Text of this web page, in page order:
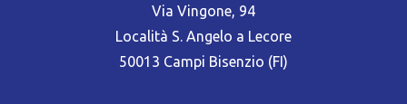
Via Vingone, 94
Località S. Angelo a Lecore
50013 Campi Bisenzio (FI)